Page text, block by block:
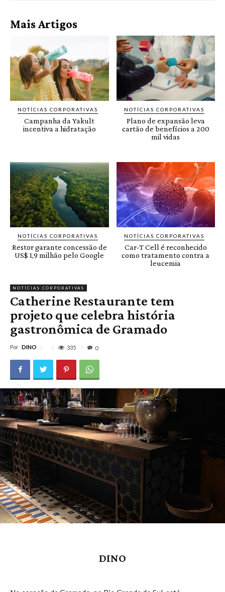
Mais Artigos
NOTÍCIAS CORPORATIVAS
Campanha da Yakult
incentiva a hidratação
NOTÍCIAS CORPORATIVAS
Plano de expansão leva
cartão de benefícios a 200
mil vidas
NOTÍCIAS CORPORATIVAS
Restor garante concessão de
US$ 1,9 milhão pelo Google
NOTÍCIAS CORPORATIVAS
Car-T Cell é reconhecido
como tratamento contra a
leucemia